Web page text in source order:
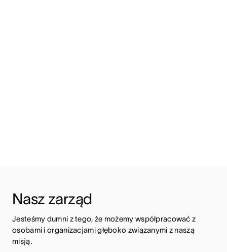
Nasz zarząd
Jesteśmy dumni z tego, że możemy współpracować z
osobami i organizacjami głęboko związanymi z naszą
misją.